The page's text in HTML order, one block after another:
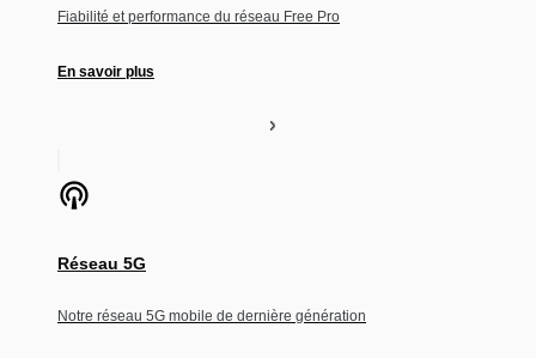
Fiabilité et performance du réseau Free Pro
En savoir plus
Réseau 5G
Notre réseau 5G mobile de dernière génération